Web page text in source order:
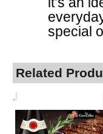
special
Related